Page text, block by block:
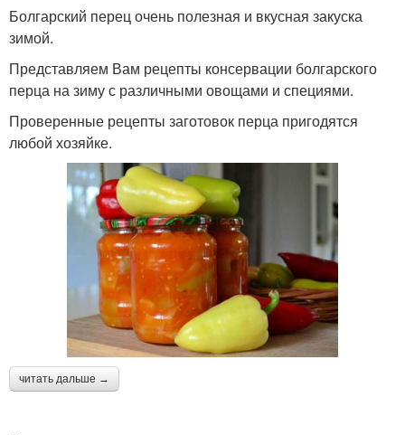
Болгарский перец очень полезная и вкусная закуска
зимой.
Представляем Вам рецепты консервации болгарского
перца на зиму с различными овощами и специями.
Проверенные рецепты заготовок перца пригодятся
любой хозяйке.
читать дальше →